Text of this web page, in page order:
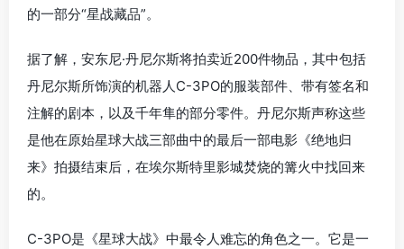
的一部分“星战藏品”。
据了解，安东尼·丹尼尔斯将拍卖近200件物品，其中包括
丹尼尔斯所饰演的机器人C-3PO的服装部件、带有签名和
注解的剧本，以及千年隼的部分零件。丹尼尔斯声称这些
是他在原始星球大战三部曲中的最后一部电影《绝地归
来》拍摄结束后，在埃尔斯特里影城焚烧的篝火中找回来
的。
C-3PO是《星球大战》中最令人难忘的角色之一。它是一